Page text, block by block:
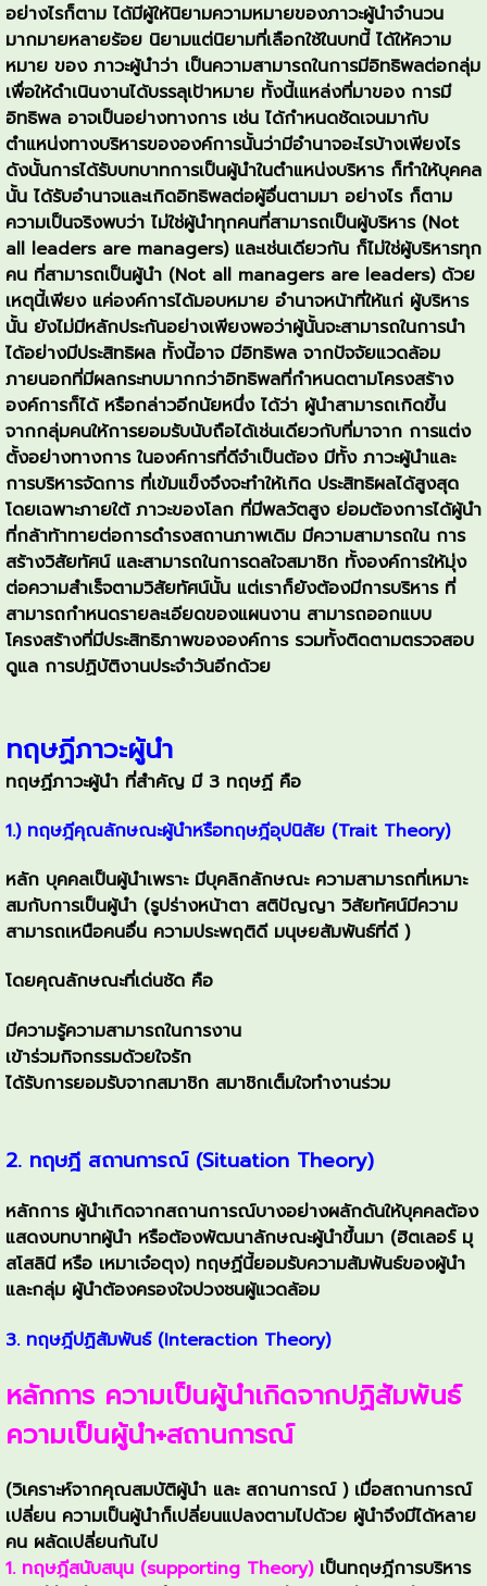
อย่างไรก็ตาม ได้มีผู้ให้นิยามความหมายของภาวะผู้นำจำนวน
มากมายหลายร้อย นิยามแต่นิยามที่เลือกใช้ในบทนี้ ได้ให้ความ
หมาย ของ ภาวะผู้นำว่า เป็นความสามารถในการมีอิทธิพลต่อกลุ่ม
เพื่อให้ดำเนินงานได้บรรลุเป้าหมาย ทั้งนี้เแหล่งที่มาของ การมี
อิทธิพล อาจเป็นอย่างทางการ เช่น ได้กำหนดชัดเจนมากับ
ตำแหน่งทางบริหารขององค์การนั้นว่ามีอำนาจอะไรบ้างเพียงไร
ดังนั้นการได้รับบทบาทการเป็นผู้นำในตำแหน่งบริหาร ก็ทำให้บุคคล
นั้น ได้รับอำนาจและเกิดอิทธิพลต่อผู้อื่นตามมา อย่างไร ก็ตาม
ความเป็นจริงพบว่า ไม่ใช่ผู้นำทุกคนที่สามารถเป็นผู้บริหาร (Not
all leaders are managers) และเช่นเดียวกัน ก็ไม่ใช่ผู้บริหารทุก
คน ที่สามารถเป็นผู้นำ (Not all managers are leaders) ด้วย
เหตุนี้เพียง แค่องค์การได้มอบหมาย อำนาจหน้าที่ให้แก่ ผู้บริหาร
นั้น ยังไม่มีหลักประกันอย่างเพียงพอว่าผู้นั้นจะสามารถในการนำ
ได้อย่างมีประสิทธิผล ทั้งนี้อาจ มีอิทธิพล จากปัจจัยแวดล้อม
ภายนอกที่มีผลกระทบมากกว่าอิทธิพลที่กำหนดตามโครงสร้าง
องค์การก็ได้ หรือกล่าวอีกนัยหนึ่ง ได้ว่า ผู้นำสามารถเกิดขึ้น
จากกลุ่มคนให้การยอมรับนับถือได้เช่นเดียวกับที่มาจาก การแต่ง
ตั้งอย่างทางการ ในองค์การที่ดีจำเป็นต้อง มีทั้ง ภาวะผู้นำและ
การบริหารจัดการ ที่เข้มแข็งจึงจะทำให้เกิด ประสิทธิผลได้สูงสุด
โดยเฉพาะภายใต้ ภาวะของโลก ที่มีพลวัตสูง ย่อมต้องการได้ผู้นำ
ที่กล้าท้าทายต่อการดำรงสถานภาพเดิม มีความสามารถใน การ
สร้างวิสัยทัศน์ และสามารถในการดลใจสมาชิก ทั้งองค์การให้มุ่ง
ต่อความสำเร็จตามวิสัยทัศน์นั้น แต่เราก็ยังต้องมีการบริหาร ที่
สามารถกำหนดรายละเอียดของแผนงาน สามารถออกแบบ
โครงสร้างที่มีประสิทธิภาพขององค์การ รวมทั้งติดตามตรวจสอบ
ดูแล การปฏิบัติงานประจำวันอีกด้วย
ทฤษฏีภาวะผู้นำ
ทฤษฏีภาวะผู้นำ ที่สำคัญ มี 3 ทฤษฏี คือ
1.) ทฤษฎีคุณลักษณะผู้นำหรือทฤษฎีอุปนิสัย (Trait Theory)
หลัก บุคคลเป็นผู้นำเพราะ มีบุคลิกลักษณะ ความสามารถที่เหมาะ
สมกับการเป็นผู้นำ (รูปร่างหน้าตา สติปัญญา วิสัยทัศน์มีความ
สามารถเหนือคนอื่น ความประพฤติดี มนุษยสัมพันธ์ที่ดี )
โดยคุณลักษณะที่เด่นชัด คือ
มีความรู้ความสามารถในการงาน
เข้าร่วมกิจกรรมด้วยใจรัก
ได้รับการยอมรับจากสมาชิก สมาชิกเต็มใจทำงานร่วม
2. ทฤษฎี สถานการณ์ (Situation Theory)
หลักการ ผู้นำเกิดจากสถานการณ์บางอย่างผลักดันให้บุคคลต้อง
แสดงบทบาทผู้นำ หรือต้องพัฒนาลักษณะผู้นำขึ้นมา (ฮิตเลอร์ มุ
สโสลินี หรือ เหมาเจ๋อตุง) ทฤษฏีนี้ยอมรับความสัมพันธ์ของผู้นำ
และกลุ่ม ผู้นำต้องครองใจปวงชนผู้แวดล้อม
3. ทฤษฎีปฏิสัมพันธ์ (Interaction Theory)
หลักการ ความเป็นผู้นำเกิดจากปฏิสัมพันธ์
ความเป็นผู้นำ+สถานการณ์
(วิเคราะห์จากคุณสมบัติผู้นำ และ สถานการณ์ ) เมื่อสถานการณ์
เปลี่ยน ความเป็นผู้นำก็เปลี่ยนแปลงตามไปด้วย ผู้นำจึงมีได้หลาย
คน ผลัดเปลี่ยนกันไป
1. ทฤษฎีสนับสนุน (supporting Theory)เป็นทฤษฎีการบริหาร